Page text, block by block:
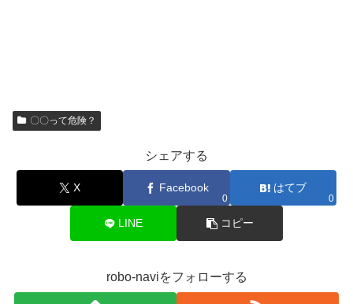
〇〇って危険？
シェアする
X Facebook
0
はてブ
0
LINE コピー
robo-naviをフォローする